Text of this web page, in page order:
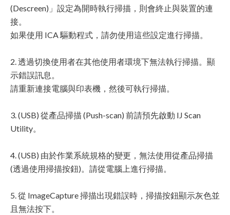
(Descreen)」設定為開時執行掃描，則會終止與裝置的連
接。
如果使用 ICA 驅動程式，請勿使用這些設定進行掃描。
2. 透過切換使用者在其他使用者環境下無法執行掃描。顯
示錯誤訊息。
請重新連接電腦與印表機，然後可執行掃描。
3. (USB) 從產品掃描 (Push-scan) 前請預先啟動 IJ Scan
Utility。
4. (USB) 由於作業系統規格的變更，無法使用從產品掃描
(透過使用掃描按鈕)。請從電腦上進行掃描。
5. 從 ImageCapture 掃描出現錯誤時，掃描按鈕顯示灰色並
且無法按下。